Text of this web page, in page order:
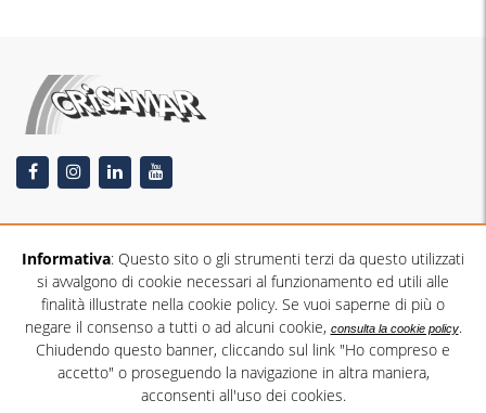
Home
Chi Siamo
News
Partners e Link
info@crisamarviaggi.com
090 9224272
347 6226186
090 9281597
Informativa: Questo sito o gli strumenti terzi da questo utilizzati
si avvalgono di cookie necessari al funzionamento ed utili alle
finalità illustrate nella cookie policy. Se vuoi saperne di più o
negare il consenso a tutti o ad alcuni cookie, consulta la cookie policy.
Chiudendo questo banner, cliccando sul link "Ho compreso e
accetto" o proseguendo la navigazione in altra maniera,
acconsenti all'uso dei cookies.